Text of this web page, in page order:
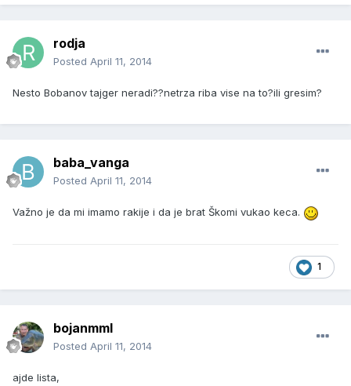
rodja
Posted April 11, 2014
Nesto Bobanov tajger neradi??netrza riba vise na to?ili gresim?
baba_vanga
Posted April 11, 2014
Važno je da mi imamo rakije i da je brat Škomi vukao keca.
1
bojanmml
Posted April 11, 2014
ajde lista,